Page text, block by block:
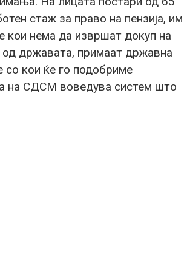
стаж за право на пензија, им
кои нема да извршат докуп на
државата, примаат државна
со кои ќе го подобриме
на СДСМ воведува систем што